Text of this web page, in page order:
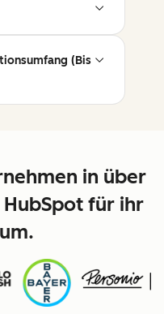
(Bis
in über
HubSpot für ihr